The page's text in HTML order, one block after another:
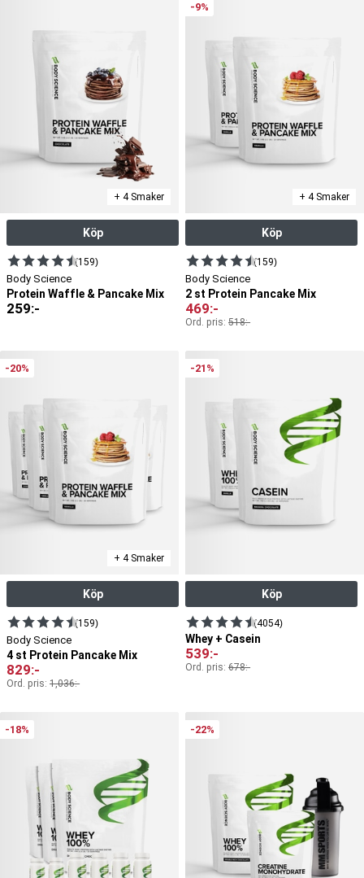
+ 4 Smaker
Köp
(159)
Body Science
Protein Waffle & Pancake Mix
259:-
-9%
+ 4 Smaker
Köp
(159)
Body Science
2 st Protein Pancake Mix
469:-
Ord. pris: 518:-
-20%
+ 4 Smaker
Köp
(159)
Body Science
4 st Protein Pancake Mix
829:-
Ord. pris: 1,036:-
-21%
Köp
(4054)
Whey + Casein
539:-
Ord. pris: 678:-
-18% -22%